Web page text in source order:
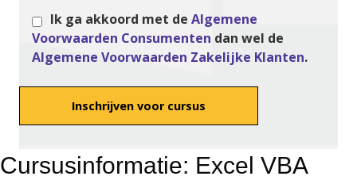
Ik ga akkoord met de Algemene
Voorwaarden Consumenten dan wel de
Algemene Voorwaarden Zakelijke Klanten.
l
Cursusinformatie: Excel VBA